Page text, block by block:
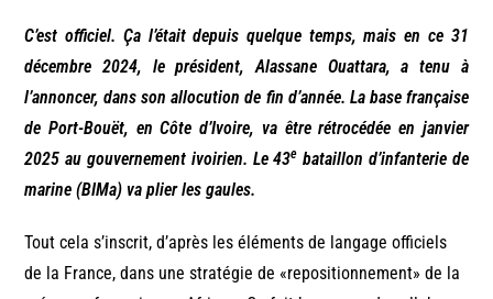
C’est officiel. Ça l’était depuis quelque temps, mais en ce 31
décembre 2024, le président, Alassane Ouattara, a tenu à
l’annoncer, dans son allocution de fin d’année. La base française
de Port-Bouët, en Côte d’Ivoire, va être rétrocédée en janvier
2025 au gouvernement ivoirien. Le 43e bataillon d’infanterie de
marine (BIMa) va plier les gaules.
Tout cela s’inscrit, d’après les éléments de langage officiels
de la France, dans une stratégie de «repositionnement» de la